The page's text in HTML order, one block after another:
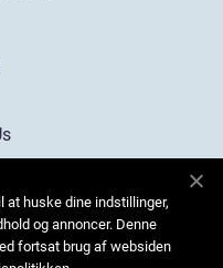
at huske dine indstillinger,
og annoncer. Denne
fortsat brug af websiden